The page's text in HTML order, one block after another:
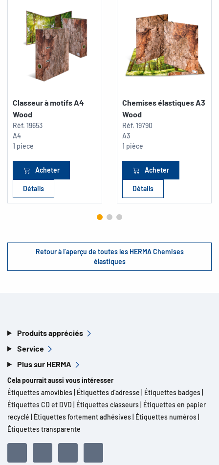
Classeur à motifs A4
Wood
Réf. 19653
A4
1 piece
Acheter
Détails
Chemises élastiques A3
Wood
Réf. 19790
A3
1 pièce
Acheter
Détails
Retour à l’aperçu de toutes les HERMA Chemises
élastiques
Produits appréciés
Service
Plus sur HERMA
Cela pourrait aussi vous intéresser
Étiquettes amovibles Étiquettes d'adresse Étiquettes badges
Étiquettes CD et DVD
Étiquettes classeurs Étiquettes en papier
recyclé
Étiquettes fortement adhésives Étiquettes numéros
Étiquettes transparente